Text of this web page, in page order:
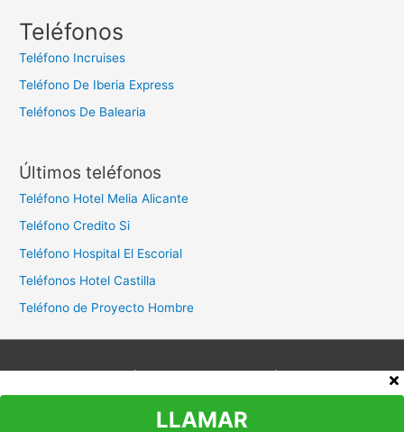
c
:
Teléfonos
Teléfono Incruises
Teléfono De Iberia Express
Teléfonos De Balearia
Últimos teléfonos
Teléfono Hotel Melia Alicante
Teléfono Credito Si
Teléfono Hospital El Escorial
Teléfonos Hotel Castilla
Teléfono de Proyecto Hombre
Aviso legal Política de privacidad
Política de cookies
Contacto
LLAMAR